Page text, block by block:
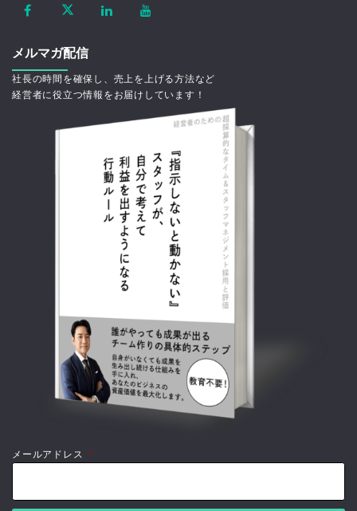
メルマガ配信
社長の時間を確保し、売上を上げる方法など
経営者に役立つ情報をお届けしています！
メールアドレス *